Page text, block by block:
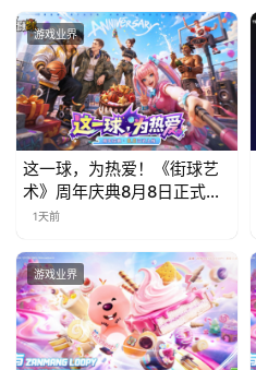
游戏业界
这一球，为热爱！《街球艺
术》周年庆典8月8日正式上
线，多重福利与全新内容同
1天前
游戏业界